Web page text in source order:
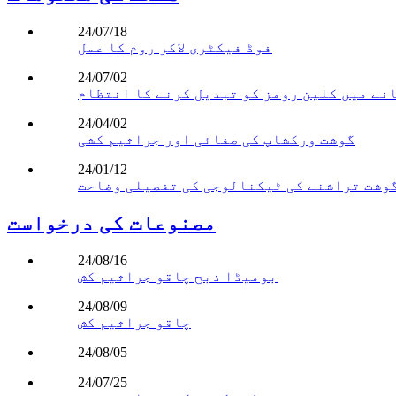
24/07/18
فوڈ فیکٹری لاکر روم کا عمل
24/07/02
24/04/02
گوشت ورکشاپ کی صفائی اور جراثیم کشی
24/01/12
مصنوعات کی درخواست
24/08/16
بومیڈا ذبح چاقو جراثیم کش
24/08/09
چاقو جراثیم کش
24/08/05
24/07/25